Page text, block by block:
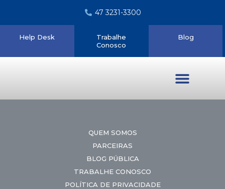
47 3231-3300
Help Desk
Trabalhe
Conosco
Blog
QUEM SOMOS
PARCEIRAS
BLOG PÚBLICA
TRABALHE CONOSCO
POLÍTICA DE PRIVACIDADE